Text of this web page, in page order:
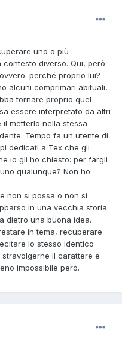
uno o più
diverso. Qui, però
perché proprio lui?
alcuni comprimari abituali,
tornare proprio quel
essere interpretato da altri
metterlo nella stessa
Tempo fa un utente di
dedicati a Tex che gli
io gli ho chiesto: per fargli
qualunque? Non ho
non si possa o non si
in una vecchia storia.
dietro una buona idea.
in tema, recuperare
lo stesso identico
il carattere e
impossibile però.